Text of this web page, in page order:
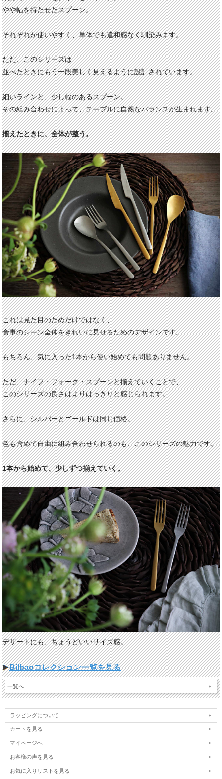
やや幅を持たせたスプーン。
それぞれが使いやすく、単体でも違和感なく馴染みます。
ただ、このシリーズは
並べたときにもう一段美しく見えるように設計されています。
細いラインと、少し幅のあるスプーン。
その組み合わせによって、テーブルに自然なバランスが生まれます。
揃えたときに、全体が整う。
これは見た目のためだけではなく、
食事のシーン全体をきれいに見せるためのデザインです。
もちろん、気に入った1本から使い始めても問題ありません。
ただ、ナイフ・フォーク・スプーンと揃えていくことで、
このシリーズの良さはよりはっきりと感じられます。
さらに、シルバーとゴールドは同じ価格。
色も含めて自由に組み合わせられるのも、このシリーズの魅力です。
1本から始めて、少しずつ揃えていく。
デザートにも、ちょうどいいサイズ感。
Bilbaoコレクション一覧を見る
一覧へ
ラッピングについて
カートを見る
マイページへ
お客様の声を見る
お気に入りリストを見る